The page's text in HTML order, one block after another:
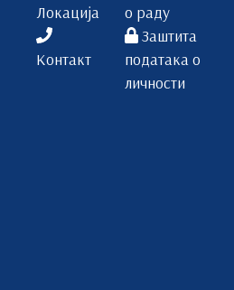
Локација
Контакт
о раду
Заштита
података о
личности